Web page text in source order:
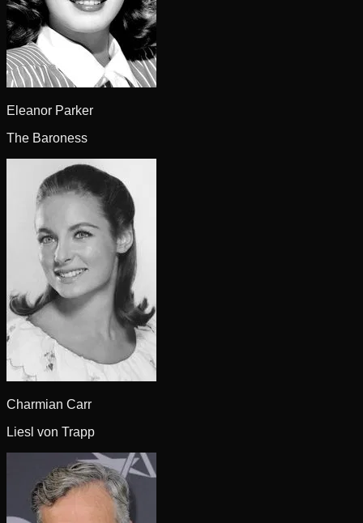
Eleanor Parker
The Baroness
Charmian Carr
Liesl von Trapp